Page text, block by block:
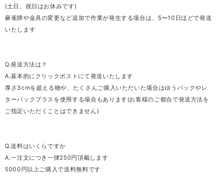
(土日、祝日はお休みです)
麻雀牌や金具の変更など追加で作業が発生する場合は、5〜10日ほどで発送
いたします
Q.発送方法は？
A.基本的にクリックポストにて発送いたします
厚さ3cmを超える物や、たくさんご購入いただいた場合はゆうパックやレ
ターパックプラスを使用する場合もあります(お客様のご都合で発送方法を
ご指定いただくことはできません)
Q.送料はいくらですか
A.一注文につき一律250円頂戴します
5000円以上ご購入で送料無料です